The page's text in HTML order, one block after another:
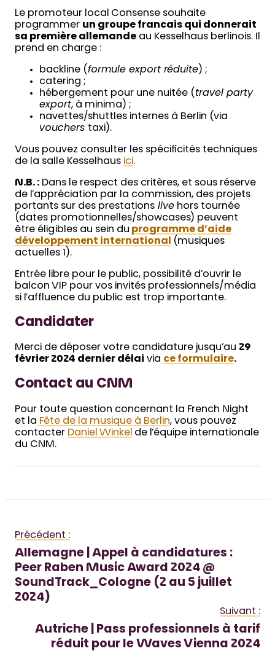
Le promoteur local Consense souhaite
programmer un groupe francais qui donnerait
sa première allemande au Kesselhaus berlinois. Il
prend en charge :
backline (formule export réduite) ;
catering ;
hébergement pour une nuitée ( travel party
export, à minima) ;
navettes/shuttles internes à Berlin (via
vouchers taxi).
Vous pouvez consulter les spécificités techniques
de la salle Kesselhaus ici.
N.B. : Dans le respect des critères, et sous réserve
de l’appréciation par la commission, des projets
portants sur des prestations live hors tournée
(dates promotionnelles/showcases) peuvent
être éligibles au sein du programme d’aide
développement international
(musiques
actuelles 1).
Entrée libre pour le public, possibilité d’ouvrir le
balcon VIP pour vos invités professionnels/média
si l’affluence du public est trop importante.
Candidater
Merci de déposer votre candidature jusqu’au 29
février 2024 dernier délai via ce formulaire.
Contact au CNM
Pour toute question concernant la French Night
et la Fête de la musique à Berlin, vous pouvez
contacter Daniel Winkel de l’équipe internationale
du CNM.
Précédent :
Allemagne | Appel à candidatures :
Peer Raben Music Award 2024 @
SoundTrack_Cologne (2 au 5 juillet
2024)
Suivant :
Autriche | Pass professionnels à tarif
réduit pour le Waves Vienna 2024